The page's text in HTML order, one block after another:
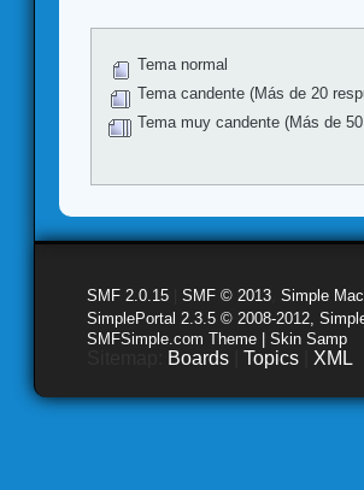
Tema normal
Tema candente (Más de 20
Tema muy candente (Más de
SMF 2.0.15 SMF © 2013 Simple
SimplePortal 2.3.5 © 2008-2012,
SMFSimple.com Theme | Skin Samp
Boards Topics XML